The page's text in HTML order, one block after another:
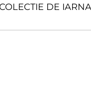
COLECTIE DE